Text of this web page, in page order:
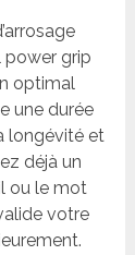
power grip
optimal
une durée
longévité et
déjà un
ou le mot
votre